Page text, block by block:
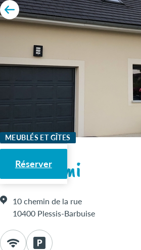
MEUBLÉS ET GÎTES
Réserver
Chez Mimi
10 chemin de la rue
10400 Plessis-Barbuise